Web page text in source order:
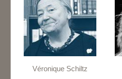
Véronique Schiltz